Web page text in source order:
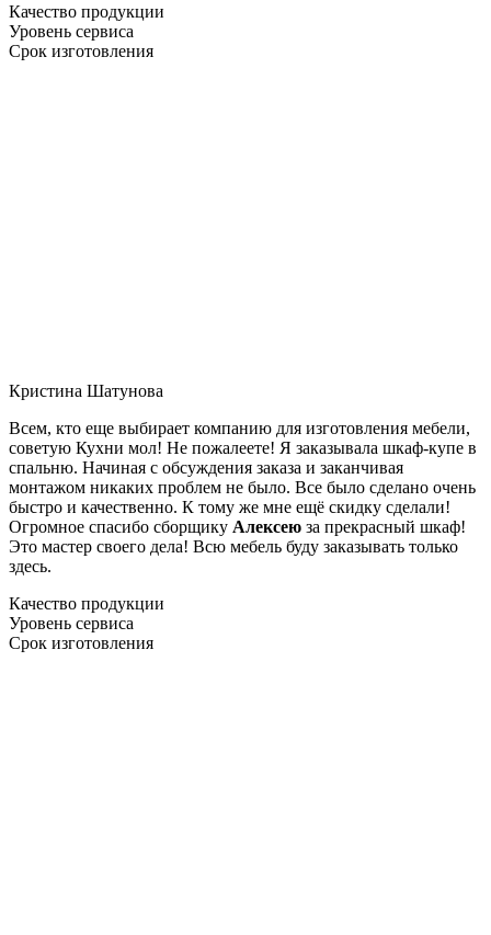
Качество продукции
Уровень сервиса
Срок изготовления
Кристина Шатунова
Всем, кто еще выбирает компанию для изготовления мебели,
советую Кухни мол! Не пожалеете! Я заказывала шкаф-купе в
спальню. Начиная с обсуждения заказа и заканчивая
монтажом никаких проблем не было. Все было сделано очень
быстро и качественно. К тому же мне ещё скидку сделали!
Огромное спасибо сборщику Алексею за прекрасный шкаф!
Это мастер своего дела! Всю мебель буду заказывать только
здесь.
Качество продукции
Уровень сервиса
Срок изготовления